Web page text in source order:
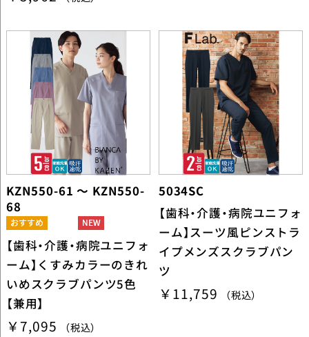
KZN550-61 ～ KZN550-
68
【歯科・介護・病院ユニフォ
ーム】くすみカラーのきれ
いめスクラブパンツ5色
【兼用】
￥7,095 （税込）
5034SC
【歯科・介護・病院ユニフォ
ーム】スーツ風ピンストラ
イプメンズスクラブパン
ツ
￥11,759 （税込）